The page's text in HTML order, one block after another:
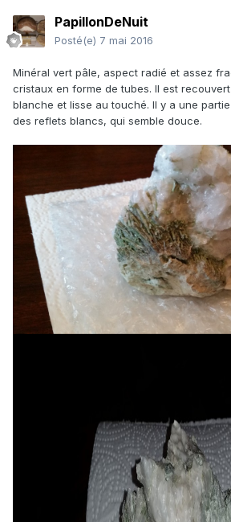
PapillonDeNuit
Posté(e) 7 mai 2016
Minéral vert pâle, aspect radié et assez
cristaux en forme de tubes. Il est
blanche et lisse au touché. Il y a une
des reflets blancs, qui semble douce.